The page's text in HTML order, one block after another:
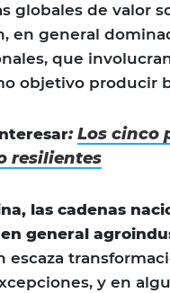
globales de valor
en general
que
objetivo producir
:Los cinco
resilientes
las cadenas
general
escaza
y en